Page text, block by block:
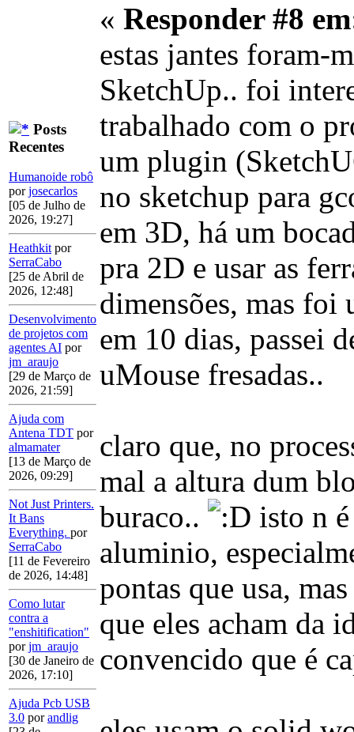
Posts
Recentes
Humanoide robô
porjosecarlos
[05 de Julho de
2026, 19:27]
Heathkit por
SerraCabo
[25 de Abril de
2026, 12:48]
Desenvolvimento
de projetos com
agentes AI por
jm_araujo
[29 de Março de
2026, 21:59]
Ajuda com
Antena TDT por
almamater
[13 de Março de
2026, 09:29]
Not Just Printers.
It Bans
Everything. por
SerraCabo
[11 de Fevereiro
de 2026, 14:48]
Como lutar
contra a
"enshitification"
porjm_araujo
[30 de Janeiro de
2026, 17:10]
Ajuda Pcb USB
3.0 porandlig
« Responder #8
estas jantes foram-
SketchUp.. foi
trabalhado com o
um plugin
no sketchup para
em 3D, há um
pra 2D e usar as
dimensões, mas foi
em 10 dias, passei
uMouse fresadas..
claro que, no
mal a altura dum
buraco..
isto n
aluminio,
pontas que usa,
que eles acham da
convencido que é